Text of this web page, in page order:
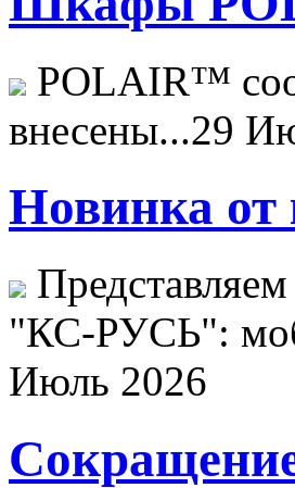
POLAIR™
внесены...29
Новинка
"КС-РУСЬ":
Июль 2026